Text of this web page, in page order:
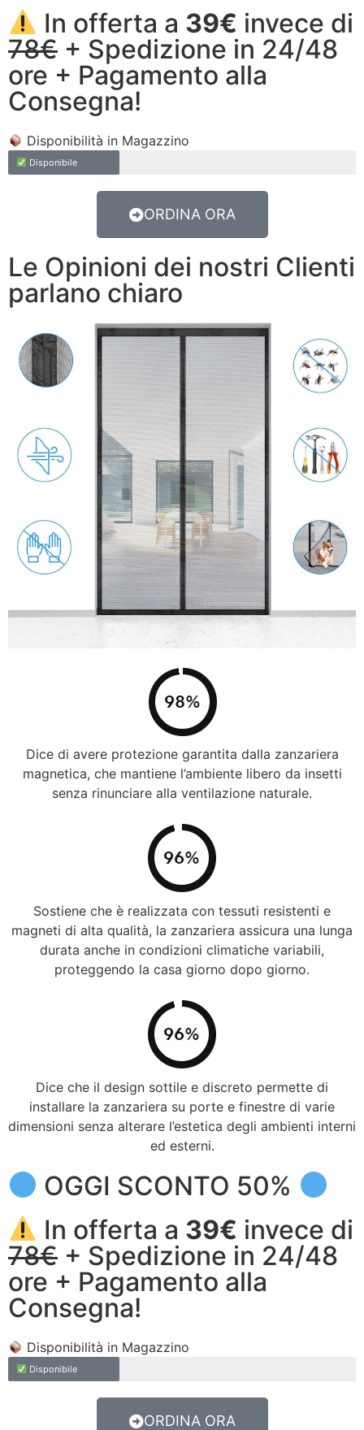
In offerta a 39€ invece di
78€ + Spedizione in 24/48
ore + Pagamento alla
Consegna!
Disponibilità in Magazzino
Disponibile
ORDINA ORA
Le Opinioni dei nostri Clienti
parlano chiaro
Dice di avere protezione garantita dalla zanzariera
magnetica, che mantiene l’ambiente libero da insetti
senza rinunciare alla ventilazione naturale.
Sostiene che è realizzata con tessuti resistenti e
magneti di alta qualità, la zanzariera assicura una lunga
durata anche in condizioni climatiche variabili,
proteggendo la casa giorno dopo giorno.
Dice che il design sottile e discreto permette di
installare la zanzariera su porte e finestre di varie
dimensioni senza alterare l’estetica degli ambienti interni
ed esterni.
OGGI SCONTO 50%
In offerta a 39€ invece di
78€ + Spedizione in 24/48
ore + Pagamento alla
Consegna!
Disponibilità in Magazzino
Disponibile
ORDINA ORA